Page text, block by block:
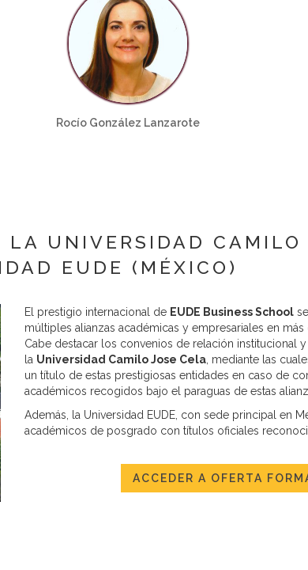
Rocío González Lanzarote
UNIVERSIDAD CAMILO
EUDE (MÉXICO)
El prestigio internacional de EUDE Business School
múltiples alianzas académicas y empresariales en más
Cabe destacar los convenios de relación institucional
la Universidad Camilo Jose Cela , mediante las
un título de estas prestigiosas entidades en caso de
académicos recogidos bajo el paraguas de estas
Además, la Universidad EUDE, con sede principal en
académicos de posgrado con títulos oficiales
ACCEDER A OFERTA